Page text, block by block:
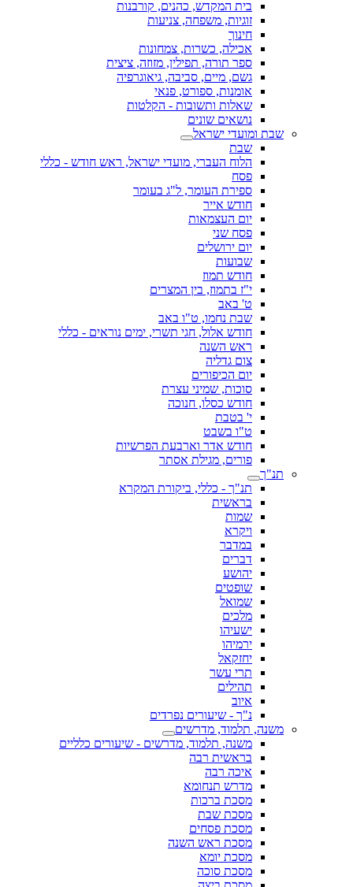
בית המקדש, כהנים, קורבנות
זוגיות, משפחה, צניעות
חינוך
אכילה, כשרות, צמחונות
ספר תורה, תפילין, מזוזה, ציצית
גשם, מיים, סביבה, גיאוגרפיה
אומנות, ספורט, פנאי
שאלות ותשובות - הקלטות
נושאים שונים
שבת ומועדי ישראל
שבת
הלוח העברי, מועדי ישראל, ראש חודש - כללי
פסח
ספירת העומר, ל"ג בעומר
חודש אייר
יום העצמאות
פסח שני
יום ירושלים
שבועות
חודש תמוז
י"ז בתמוז, בין המצרים
ט' באב
שבת נחמו, ט"ו באב
חודש אלול, חגי תשרי, ימים נוראים - כללי
ראש השנה
צום גדליה
יום הכיפורים
סוכות, שמיני עצרת
חודש כסלו, חנוכה
י' בטבת
ט"ו בשבט
חודש אדר וארבעת הפרשיות
פורים, מגילת אסתר
תנ"ך
תנ"ך - כללי, ביקורת המקרא
בראשית
שמות
ויקרא
במדבר
דברים
יהושע
שופטים
שמואל
מלכים
ישעיהו
ירמיהו
יחזקאל
תרי עשר
תהילים
איוב
נ"ך - שיעורים נפרדים
משנה, תלמוד, מדרשים
משנה, תלמוד, מדרשים - שיעורים כלליים
בראשית רבה
איכה רבה
מדרש תנחומא
מסכת ברכות
מסכת שבת
מסכת פסחים
מסכת ראש השנה
מסכת יומא
מסכת סוכה